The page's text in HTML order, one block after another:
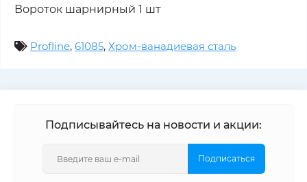
Вороток шарнирный 1 шт
Profline, 61085, Хром-ванадиевая сталь
Подписывайтесь на новости и акции:
Подписаться